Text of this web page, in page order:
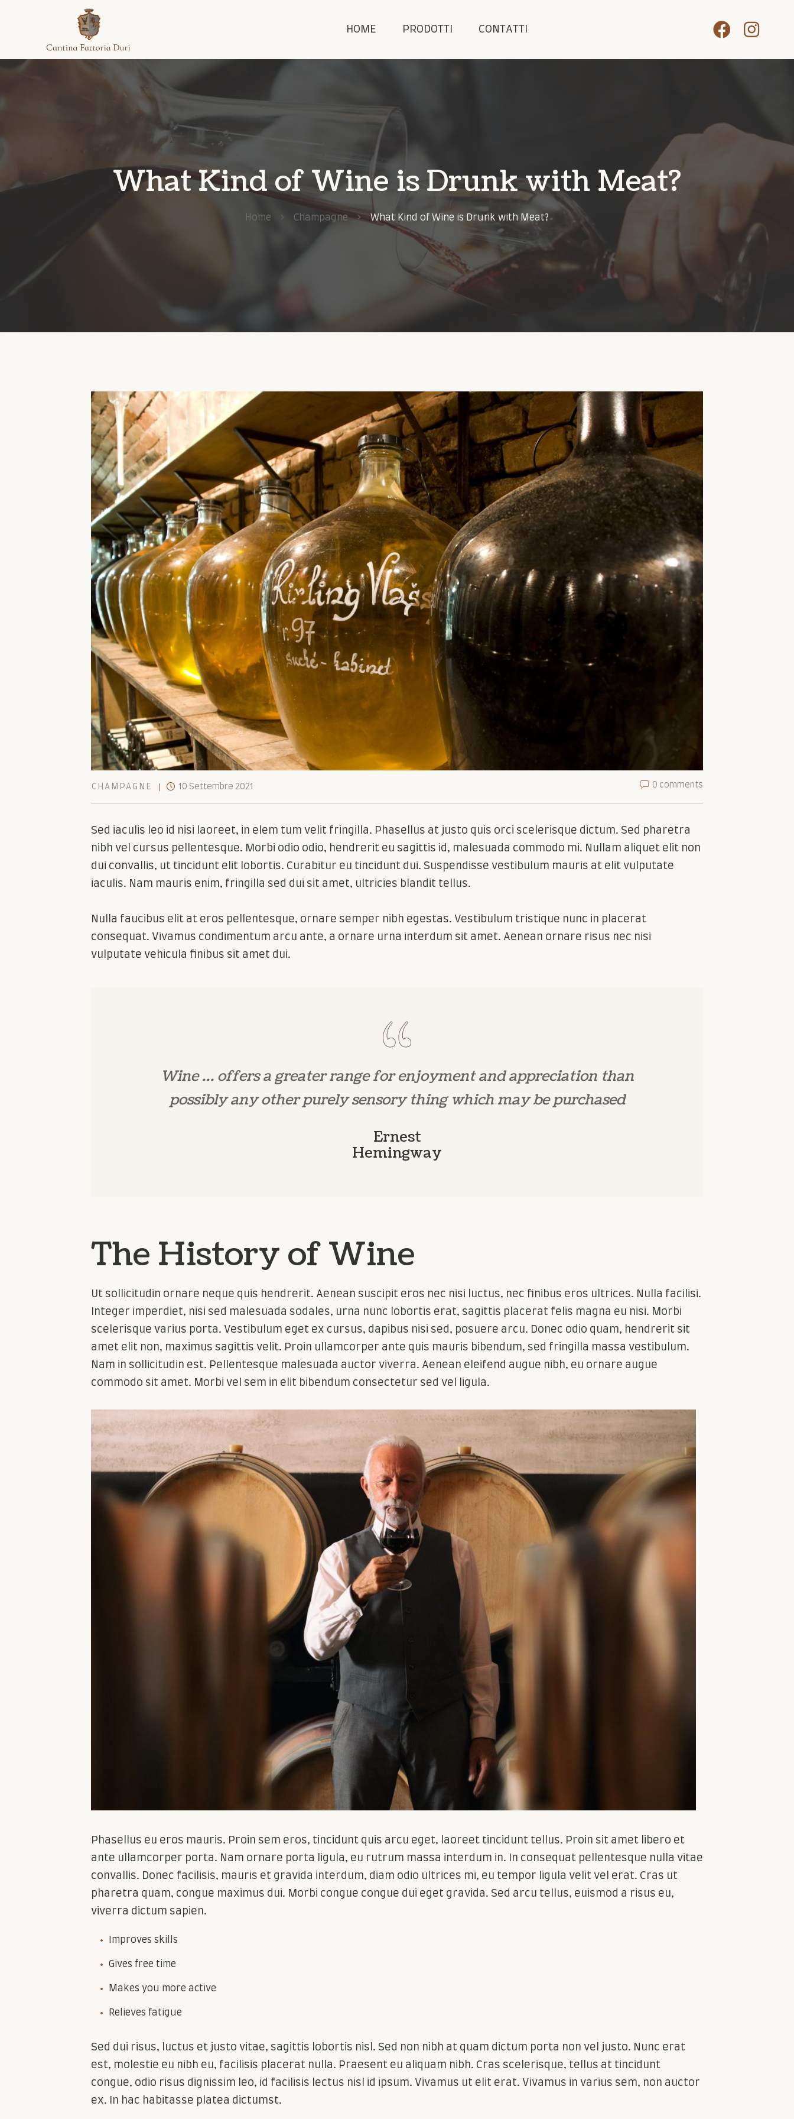
HOME PRODOTTI CONTATTI
What Kind of Wine is Drunk with Meat?
Home Champagne What Kind of Wine is Drunk with Meat?
CHAMPAGNE 10 Settembre 2021 0 comments
Sed iaculis leo id nisi laoreet, in elem tum velit fringilla. Phasellus at justo quis orci scelerisque dictum. Sed pharetra
nibh vel cursus pellentesque. Morbi odio odio, hendrerit eu sagittis id, malesuada commodo mi. Nullam aliquet elit non
dui convallis, ut tincidunt elit lobortis. Curabitur eu tincidunt dui. Suspendisse vestibulum mauris at elit vulputate
iaculis. Nam mauris enim, fringilla sed dui sit amet, ultricies blandit tellus.
Nulla faucibus elit at eros pellentesque, ornare semper nibh egestas. Vestibulum tristique nunc in placerat
consequat. Vivamus condimentum arcu ante, a ornare urna interdum sit amet. Aenean ornare risus nec nisi
vulputate vehicula finibus sit amet dui.
Wine … offers a greater range for enjoyment and appreciation than
possibly any other purely sensory thing which may be purchased
Ernest
Hemingway
The History of Wine
Ut sollicitudin ornare neque quis hendrerit. Aenean suscipit eros nec nisi luctus, nec finibus eros ultrices. Nulla facilisi.
Integer imperdiet, nisi sed malesuada sodales, urna nunc lobortis erat, sagittis placerat felis magna eu nisi. Morbi
scelerisque varius porta. Vestibulum eget ex cursus, dapibus nisi sed, posuere arcu. Donec odio quam, hendrerit sit
amet elit non, maximus sagittis velit. Proin ullamcorper ante quis mauris bibendum, sed fringilla massa vestibulum.
Nam in sollicitudin est. Pellentesque malesuada auctor viverra. Aenean eleifend augue nibh, eu ornare augue
commodo sit amet. Morbi vel sem in elit bibendum consectetur sed vel ligula.
Phasellus eu eros mauris. Proin sem eros, tincidunt quis arcu eget, laoreet tincidunt tellus. Proin sit amet libero et
ante ullamcorper porta. Nam ornare porta ligula, eu rutrum massa interdum in. In consequat pellentesque nulla vitae
convallis. Donec facilisis, mauris et gravida interdum, diam odio ultrices mi, eu tempor ligula velit vel erat. Cras ut
pharetra quam, congue maximus dui. Morbi congue congue dui eget gravida. Sed arcu tellus, euismod a risus eu,
viverra dictum sapien.
Improves skills
Gives free time
Makes you more active
Relieves fatigue
Sed dui risus, luctus et justo vitae, sagittis lobortis nisl. Sed non nibh at quam dictum porta non vel justo. Nunc erat
est, molestie eu nibh eu, facilisis placerat nulla. Praesent eu aliquam nibh. Cras scelerisque, tellus at tincidunt
congue, odio risus dignissim leo, id facilisis lectus nisl id ipsum. Vivamus ut elit erat. Vivamus in varius sem, non auctor
ex. In hac habitasse platea dictumst.